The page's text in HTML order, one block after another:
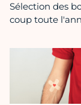
Sélection des
coup toute